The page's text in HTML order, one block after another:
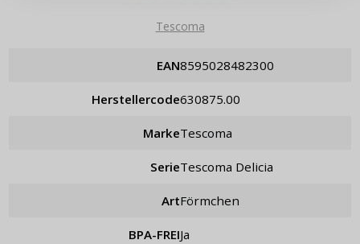
Tescoma
EAN 8595028482300
Herstellercode 630875.00
Marke Tescoma
Serie Tescoma Delicia
Art Förmchen
BPA-FREI Ja
Passwort erinnern